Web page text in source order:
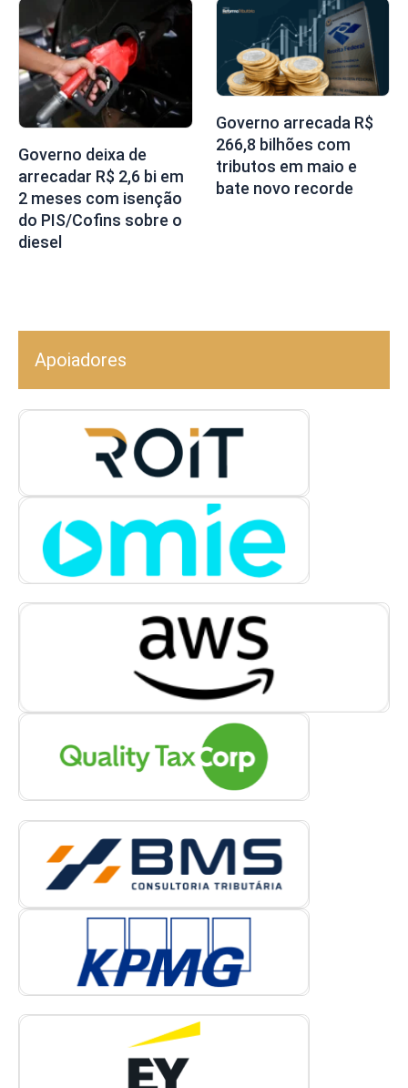
Governo deixa de
arrecadar R$ 2,6 bi em
2 meses com isenção
do PIS/Cofins sobre o
diesel
Governo arrecada R$
266,8 bilhões com
tributos em maio e
bate novo recorde
Apoiadores